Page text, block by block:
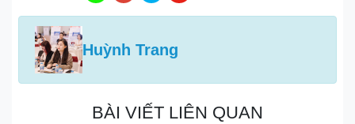
Huỳnh Trang
BÀI VIẾT LIÊN QUAN